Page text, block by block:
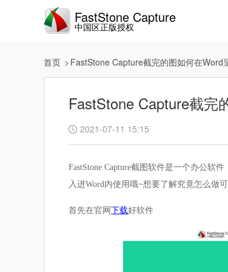
FastStone Capture
中国区正版授权
首页 FastStone Capture截完的图如何在Word
FastStone Capture截完
 2021-07-11 15:15
FastStone Capture截图软件是一个办公软
入进Word内使用哦~想要了解究竟怎么做
首先在官网 下载好软件